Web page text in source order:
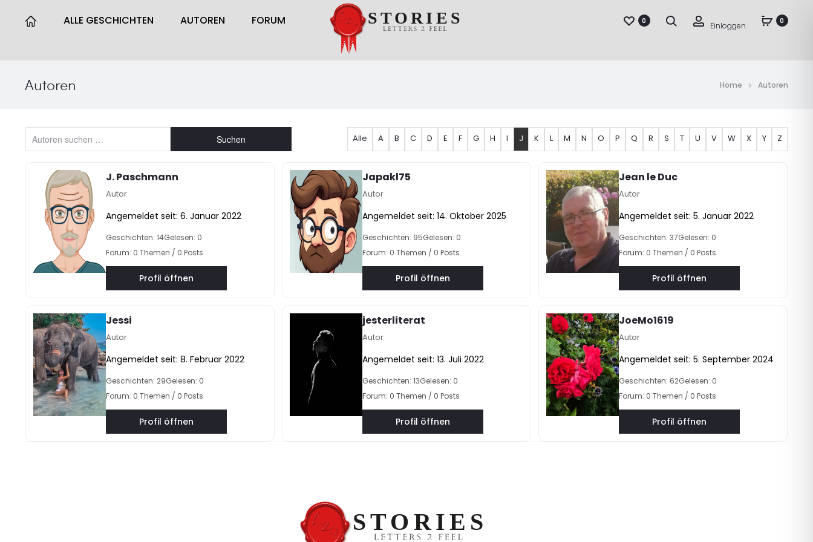
ALLE GESCHICHTEN AUTOREN FORUM 0 Suche Account
Einloggen 0
Autoren Home Autoren
Suchen Alle A B C D E F G H I J K L M N O P Q R S T U V W X Y Z
J. Paschmann
Autor
Angemeldet seit: 6. Januar 2022
Geschichten: 14Gelesen: 0
Forum: 0 Themen / 0 Posts
Profil öffnen
Japakl75
Autor
Angemeldet seit: 14. Oktober 2025
Geschichten: 95Gelesen: 0
Forum: 0 Themen / 0 Posts
Profil öffnen
Jean le Duc
Autor
Angemeldet seit: 5. Januar 2022
Geschichten: 37Gelesen: 0
Forum: 0 Themen / 0 Posts
Profil öffnen
Jessi
Autor
Angemeldet seit: 8. Februar 2022
Geschichten: 29Gelesen: 0
Forum: 0 Themen / 0 Posts
Profil öffnen
jesterliterat
Autor
Angemeldet seit: 13. Juli 2022
Geschichten: 13Gelesen: 0
Forum: 0 Themen / 0 Posts
Profil öffnen
JoeMo1619
Autor
Angemeldet seit: 5. September 2024
Geschichten: 62Gelesen: 0
Forum: 0 Themen / 0 Posts
Profil öffnen